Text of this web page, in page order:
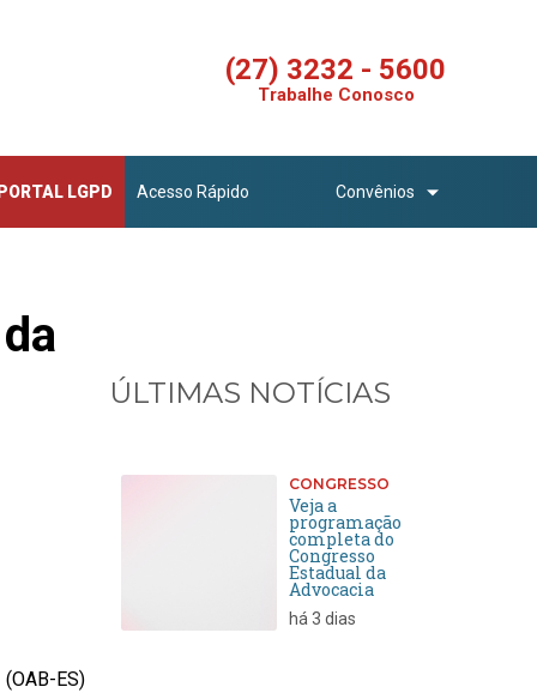
(27) 3232 - 5600
Trabalhe Conosco
PORTAL LGPD Acesso Rápido Convênios
ES)
ÚLTIMAS NOTÍCIAS
CONGRESSO
Veja a
programação
completa do
Congresso
Estadual da
Advocacia
há 3 dias